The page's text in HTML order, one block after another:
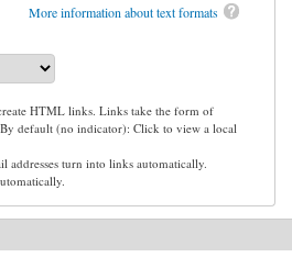
More information about text formats
HTML links. Links take the form of
. By default (no indicator): Click to view a local
addresses turn into links automatically.